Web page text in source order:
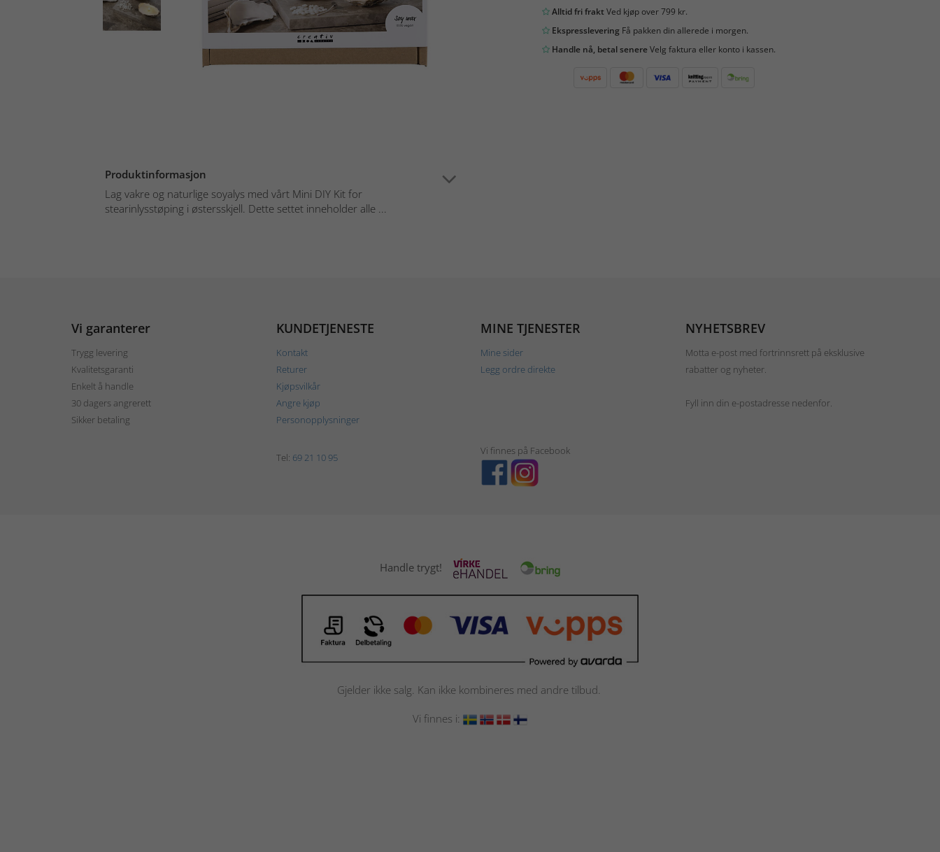
Produktinformasjon
Lag vakre og naturlige soyalys med vårt Mini DIY Kit for
stearinlysstøping i østersskjell. Dette settet inneholder alle ...
Alltid fri fraktVed kjøp over 799 kr.
EkspressleveringFå pakken din allerede i morgen.
Handle nå, betal senereVelg faktura eller konto i kassen.
Vi garanterer
Trygg levering
Kvalitetsgaranti
Enkelt å handle
30 dagers angrerett
Sikker betaling
KUNDETJENESTE
Kontakt
Returer
Kjøpsvilkår
Angre kjøp
Personopplysninger
MINE TJENESTER
Mine sider
Legg ordre direkte
NYHETSBREV
Motta e-post med fortrinnsrett på eksklusive
rabatter og nyheter.
Fyll inn din e-postadresse nedenfor.
Tel: 69 21 10 95
Vi finnes på Facebook
Handle trygt!
Gjelder ikke salg. Kan ikke kombineres med andre tilbud.
Vi finnes i: